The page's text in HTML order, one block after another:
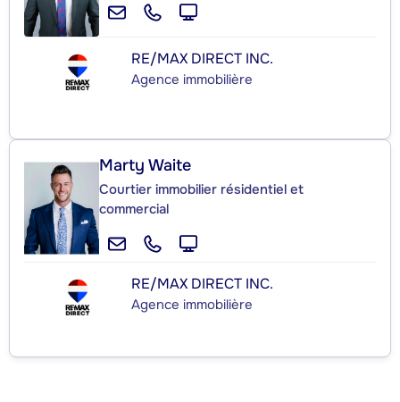
RE/MAX DIRECT INC.
Agence immobilière
Marty Waite
Courtier immobilier résidentiel et
commercial
RE/MAX DIRECT INC.
Agence immobilière